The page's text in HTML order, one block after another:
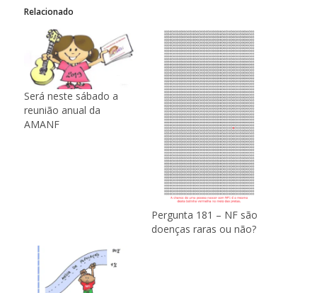
Relacionado
Será neste sábado a
reunião anual da
AMANF
Pergunta 181 – NF são
doenças raras ou não?